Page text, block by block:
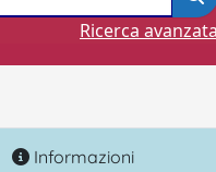
Ricerca avanzata
Informazioni